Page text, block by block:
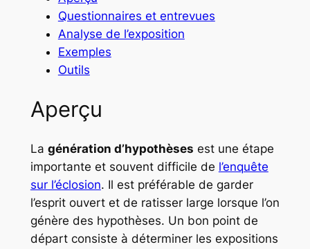
Questionnaires et entrevues
Analyse de l’exposition
Exemples
Outils
Aperçu
La génération d’hypothèses est une étape
importante et souvent difficile de l’enquête
sur l’éclosion. Il est préférable de garder
l’esprit ouvert et de ratisser large lorsque l’on
génère des hypothèses. Un bon point de
départ consiste à déterminer les expositions